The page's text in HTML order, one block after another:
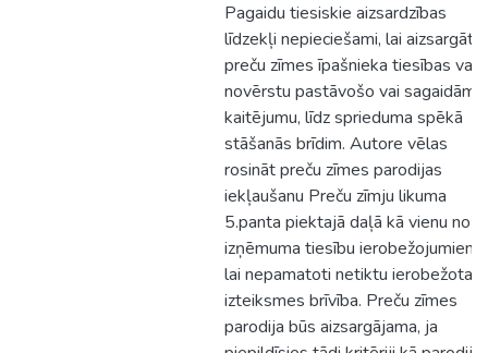
Pagaidu tiesiskie aizsardzības
līdzekļi nepieciešami, lai aizsargātu
preču zīmes īpašnieka tiesības vai
novērstu pastāvošo vai sagaidāmo
kaitējumu, līdz sprieduma spēkā
stāšanās brīdim. Autore vēlas
rosināt preču zīmes parodijas
iekļaušanu Preču zīmju likuma
5.panta piektajā daļā kā vienu no
izņēmuma tiesību ierobežojumiem,
lai nepamatoti netiktu ierobežota
izteiksmes brīvība. Preču zīmes
parodija būs aizsargājama, ja